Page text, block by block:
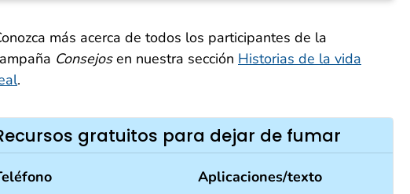
más acerca de todos los participantes de la
Consejosen nuestra sección Historias de la vida
.
gratuitos para dejar de fumar
Aplicaciones/texto